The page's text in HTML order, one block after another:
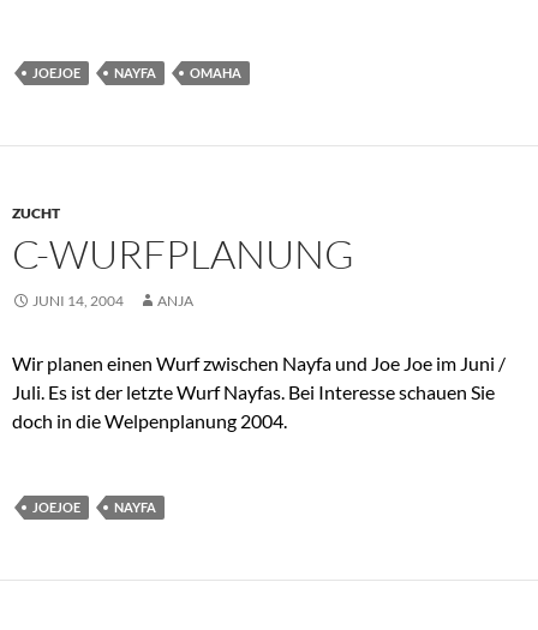
JOEJOE NAYFA OMAHA
ZUCHT
C-WURFPLANUNG
JUNI 14, 2004 ANJA
Wir planen einen Wurf zwischen Nayfa und Joe Joe im Juni /
Juli. Es ist der letzte Wurf Nayfas. Bei Interesse schauen Sie
doch in die Welpenplanung 2004.
JOEJOE NAYFA